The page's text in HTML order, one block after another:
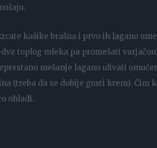
kašike brašna i prvo ih lagano
toplog mleka pa promešati
mešanje lagano ulivati
(treba da se dobije gusti krem).
ohladi.